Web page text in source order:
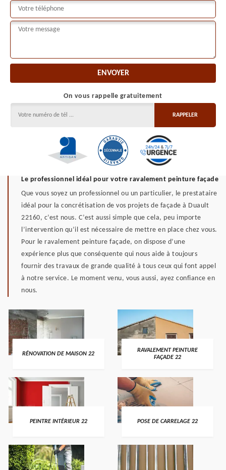
On vous rappelle gratuitement
Le professionnel idéal pour votre ravalement peinture façade
Que vous soyez un professionnel ou un particulier, le prestataire
idéal pour la concrétisation de vos projets de façade à Duault
22160, c’est nous. C’est aussi simple que cela, peu importe
l’intervention qu’il est nécessaire de mettre en place chez vous.
Pour le ravalement peinture façade, on dispose d’une
expérience plus que conséquente qui nous aide à toujours
fournir des travaux de grande qualité à tous ceux qui font appel
à notre service. Le moment venu, vous aussi, ayez confiance en
nous.
RÉNOVATION DE MAISON 22
RAVALEMENT PEINTURE
FAÇADE 22
PEINTRE INTÉRIEUR 22 POSE DE CARRELAGE 22